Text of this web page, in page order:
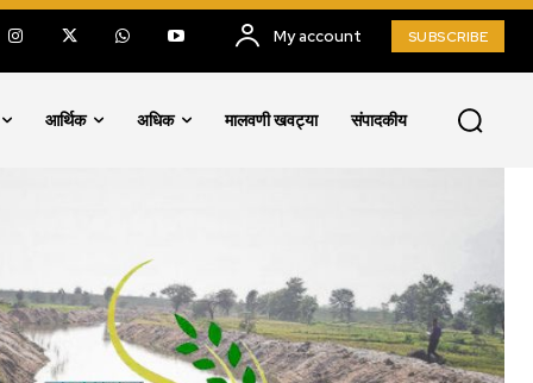
My account SUBSCRIBE
आर्थिक अधिक मालवणी खवट्या संपादकीय